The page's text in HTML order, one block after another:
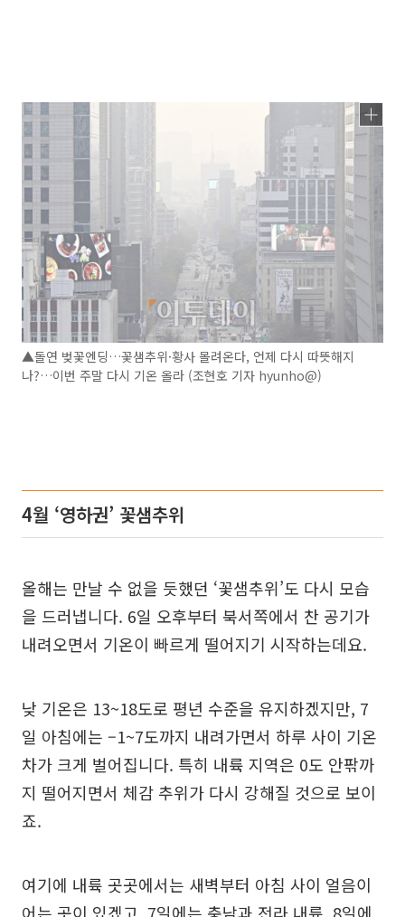
▲돌연 벚꽃엔딩…꽃샘추위·황사 몰려온다, 언제 다시 따뜻해지
나?…이번 주말 다시 기온 올라 (조현호 기자 hyunho@)
4월 ‘영하권’ 꽃샘추위
올해는 만날 수 없을 듯했던 ‘꽃샘추위’도 다시 모습
을 드러냅니다. 6일 오후부터 북서쪽에서 찬 공기가
내려오면서 기온이 빠르게 떨어지기 시작하는데요.
낮 기온은 13~18도로 평년 수준을 유지하겠지만, 7
일 아침에는 –1~7도까지 내려가면서 하루 사이 기온
차가 크게 벌어집니다. 특히 내륙 지역은 0도 안팎까
지 떨어지면서 체감 추위가 다시 강해질 것으로 보이
죠.
여기에 내륙 곳곳에서는 새벽부터 아침 사이 얼음이